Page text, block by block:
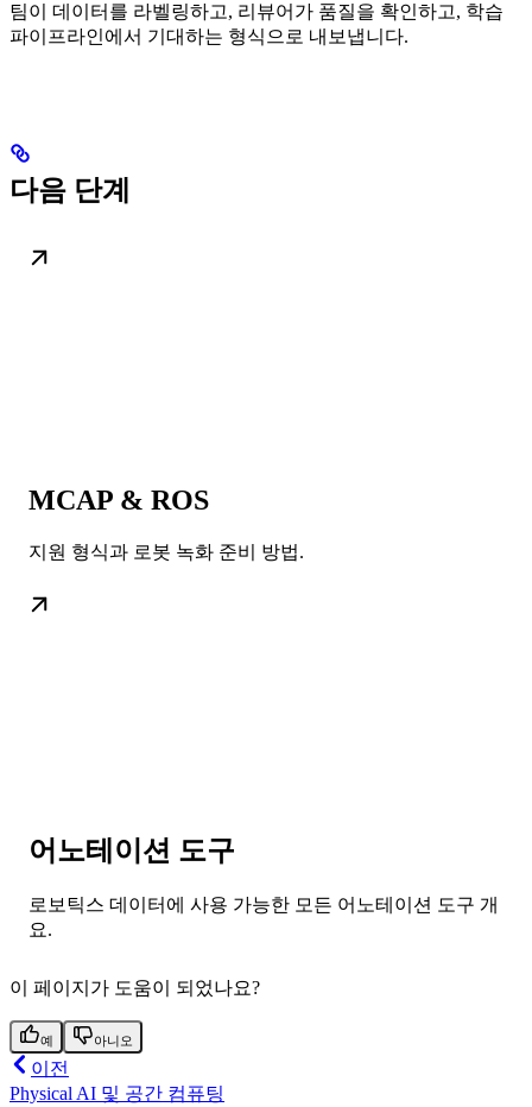
팀이 데이터를 라벨링하고, 리뷰어가 품질을 확인하고, 학습
파이프라인에서 기대하는 형식으로 내보냅니다.
다음 단계
MCAP & ROS
지원 형식과 로봇 녹화 준비 방법.
어노테이션 도구
로보틱스 데이터에 사용 가능한 모든 어노테이션 도구 개
요.
이 페이지가 도움이 되었나요?
예 아니오
이전
Physical AI 및 공간 컴퓨팅